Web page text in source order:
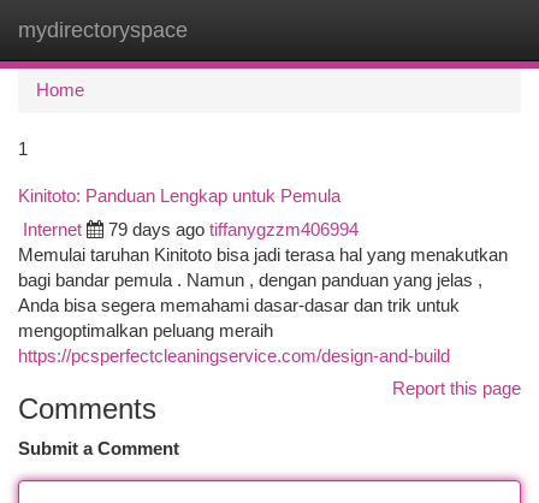
mydirectoryspace
Home
1
Kinitoto: Panduan Lengkap untuk Pemula
Internet 79 days ago tiffanygzzm406994
Memulai taruhan Kinitoto bisa jadi terasa hal yang menakutkan
bagi bandar pemula . Namun , dengan panduan yang jelas ,
Anda bisa segera memahami dasar-dasar dan trik untuk
mengoptimalkan peluang meraih
https://pcsperfectcleaningservice.com/design-and-build
Report this page
Comments
Submit a Comment